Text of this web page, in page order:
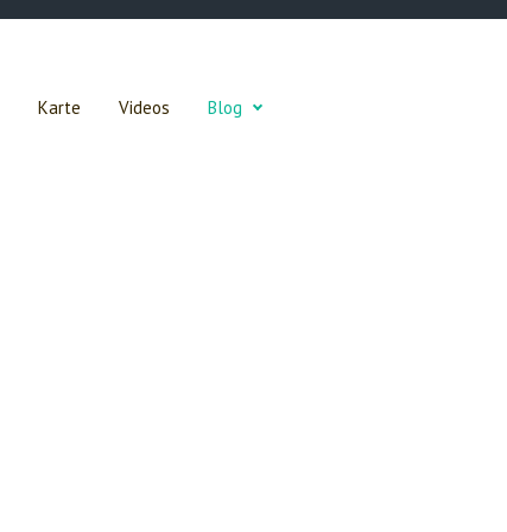
Karte Videos Blog